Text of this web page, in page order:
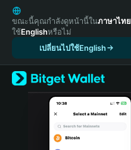
English
日本語
Tiếng Việt
Español (Latinoamérica)
Türkçe
Italiano
ขณะนี้คุณกำลังดูหน้านี้ในภาษาไทย
ใช้Englishหรือไม่
เปลี่ยนไปใช้English